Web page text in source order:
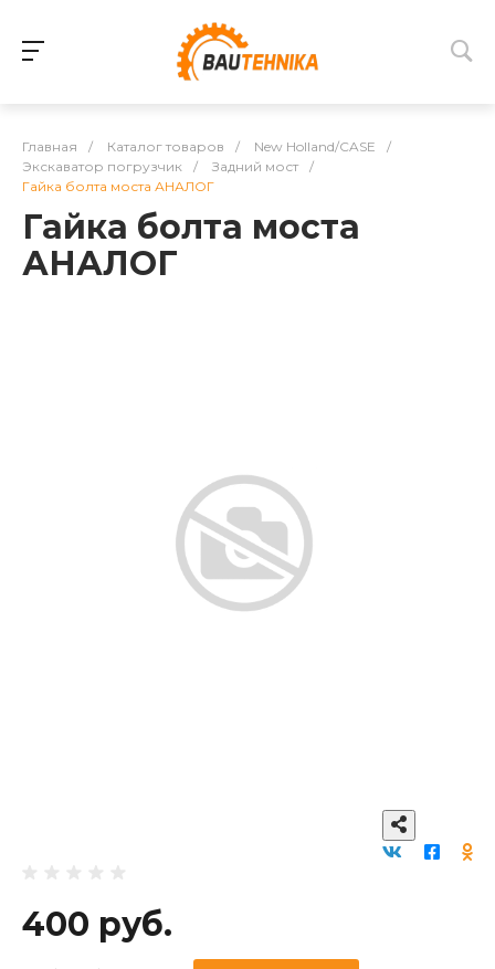
Главная / Каталог товаров / New Holland/CASE
/
Экскаватор погрузчик
/ Задний мост
/
Гайка болта моста АНАЛОГ
Гайка болта моста
АНАЛОГ
400 руб.